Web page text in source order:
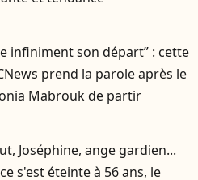
infiniment son départ” : cette
prend la parole après le
Mabrouk de partir
Joséphine, ange gardien...
s'est éteinte à 56 ans, le